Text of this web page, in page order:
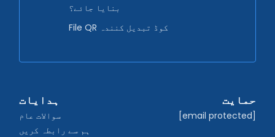
بنایا جائے؟
File QR کوڈ تبدیل کنندہ
ہدایات
سوالات عام
ہم سے رابطہ کریں
حمایت
[email protected]